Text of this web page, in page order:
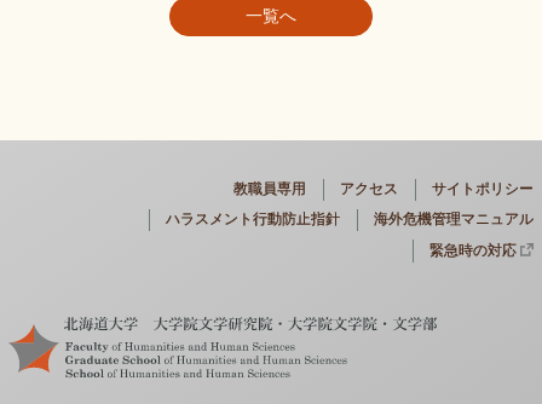
一覧へ
教職員専用 アクセス
サイトポリシー
ハラスメント行動防止指針
海外危機管理マニュアル
緊急時の対応